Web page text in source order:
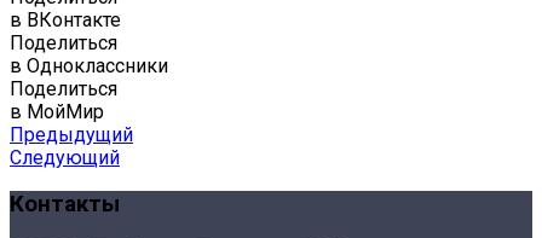
в ВКонтакте
Поделиться
в Одноклассники
Поделиться
в МойМир
Предыдущий
Следующий
Контакты